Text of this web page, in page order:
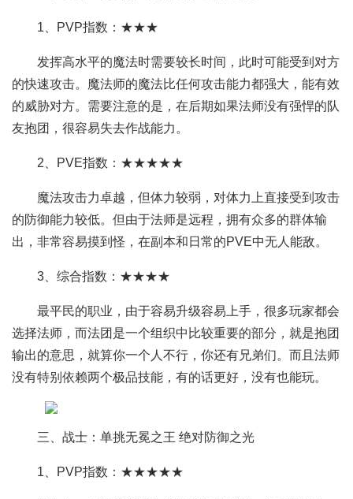
1、PVP指数：★★★
发挥高水平的魔法时需要较长时间，此时可能受到对方
的快速攻击。魔法师的魔法比任何攻击能力都强大，能有效
的威胁对方。需要注意的是，在后期如果法师没有强悍的队
友抱团，很容易失去作战能力。
2、PVE指数：★★★★★
魔法攻击力卓越，但体力较弱，对体力上直接受到攻击
的防御能力较低。但由于法师是远程，拥有众多的群体输
出，非常容易摸到怪，在副本和日常的PVE中无人能敌。
3、综合指数：★★★★
最平民的职业，由于容易升级容易上手，很多玩家都会
选择法师，而法团是一个组织中比较重要的部分，就是抱团
输出的意思，就算你一个人不行，你还有兄弟们。而且法师
没有特别依赖两个极品技能，有的话更好，没有也能玩。
三、战士：单挑无冕之王 绝对防御之光
1、PVP指数：★★★★★